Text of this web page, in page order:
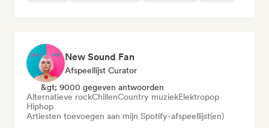
New Sound Fan
Afspeellijst Curator
&gt; 9000 gegeven antwoorden
Alternatieve rockChillenCountry muziekElektropop
Hiphop
Artiesten toevoegen aan mijn Spotify-afspeellijst(en)